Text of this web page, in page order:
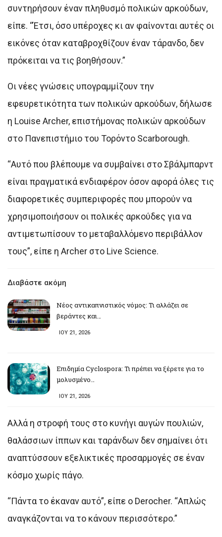
συντηρήσουν έναν πληθυσμό πολικών αρκούδων,
είπε. “Έτσι, όσο υπέροχες κι αν φαίνονται αυτές οι
εικόνες όταν καταβροχθίζουν έναν τάρανδο, δεν
πρόκειται να τις βοηθήσουν.”
Οι νέες γνώσεις υπογραμμίζουν την
εφευρετικότητα των πολικών αρκούδων, δήλωσε
η Louise Archer, επιστήμονας πολικών αρκούδων
στο Πανεπιστήμιο του Τορόντο Scarborough.
“Αυτό που βλέπουμε να συμβαίνει στο Σβάλμπαρντ
είναι πραγματικά ενδιαφέρον όσον αφορά όλες τις
διαφορετικές συμπεριφορές που μπορούν να
χρησιμοποιήσουν οι πολικές αρκούδες για να
αντιμετωπίσουν το μεταβαλλόμενο περιβάλλον
τους”, είπε η Archer στο Live Science.
Διαβάστε ακόμη
Νέος αντικαπνιστικός νόμος: Τι αλλάζει σε
βεράντες και…
ΙΟΥ 21, 2026
Επιδημία Cyclospora: Τι πρέπει να ξέρετε για το
μολυσμένο…
ΙΟΥ 21, 2026
Αλλά η στροφή τους στο κυνήγι αυγών πουλιών,
θαλάσσιων ίππων και ταράνδων δεν σημαίνει ότι
αναπτύσσουν εξελικτικές προσαρμογές σε έναν
κόσμο χωρίς πάγο.
“Πάντα το έκαναν αυτό”, είπε ο Derocher. “Απλώς
αναγκάζονται να το κάνουν περισσότερο.”